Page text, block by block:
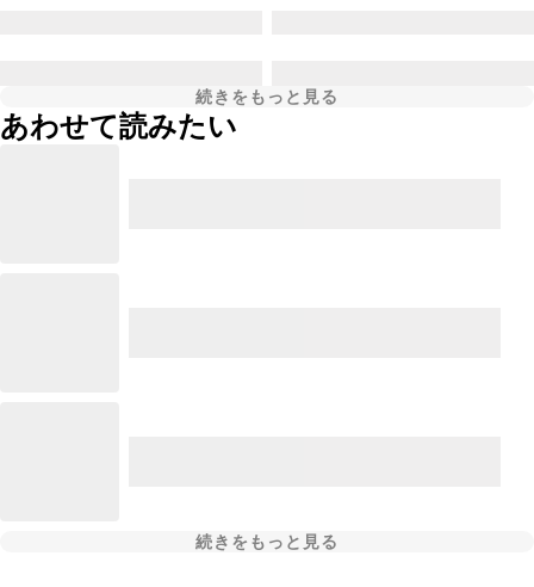
続きをもっと見る
あわせて読みたい
続きをもっと見る